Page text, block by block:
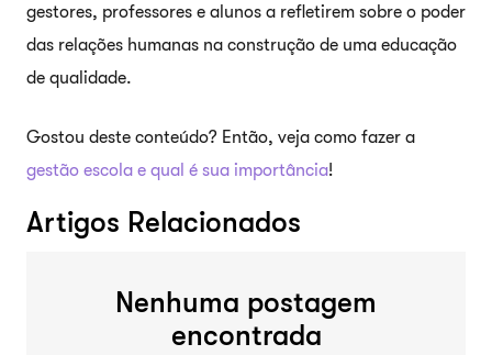
gestores, professores e alunos a refletirem sobre o poder
das relações humanas na construção de uma educação
de qualidade.
Gostou deste conteúdo? Então, veja como fazer a
gestão escola e qual é sua importância!
Artigos Relacionados
Nenhuma postagem
encontrada